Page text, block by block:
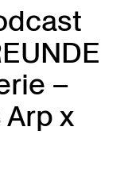
–
x